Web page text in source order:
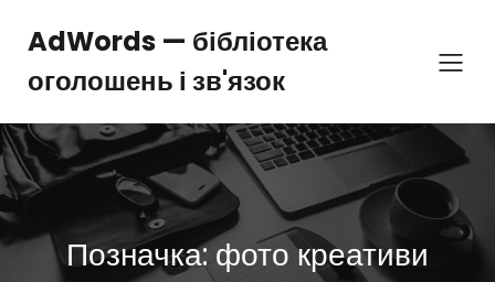
вмістуAdWords — бібліотека
оголошень і зв'язок
Позначка:фото креативи